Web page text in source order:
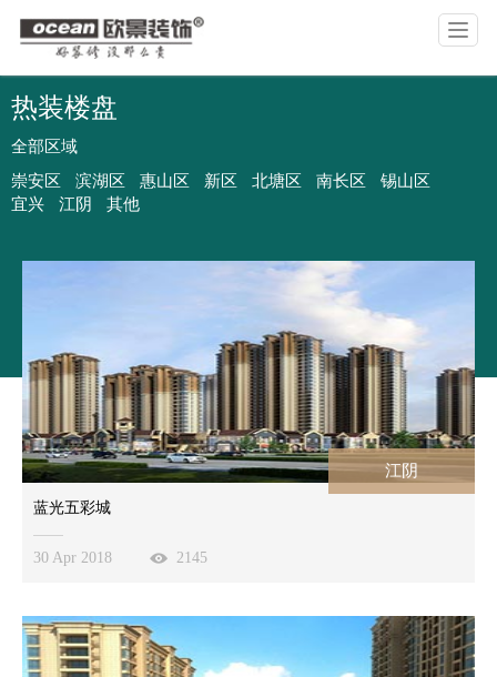
公司介绍
设计团队
工艺图说
合作主材
T
g
n
热装楼盘
全部区域
崇安区
滨湖区 惠山区 新区 北塘区 南长区
锡山区
宜兴
江阴 其他
江阴
蓝光五彩城
30 Apr 2018 2145